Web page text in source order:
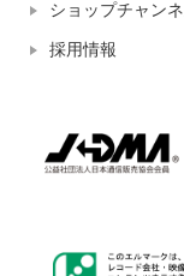
ショップチャン
採用情報